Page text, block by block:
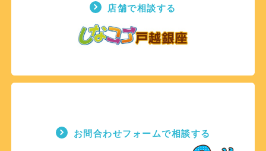
店舗で相談する
お問合わせフォームで相談する